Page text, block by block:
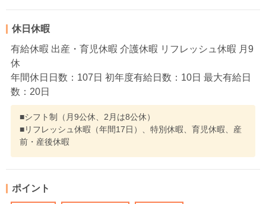
休日休暇
有給休暇 出産・育児休暇 介護休暇 リフレッシュ休暇 月9
休
年間休日日数：107日 初年度有給日数：10日 最大有給日
数：20日
■シフト制（月9公休、2月は8公休）
■リフレッシュ休暇（年間17日）、特別休暇、育児休暇、産
前・産後休暇
ポイント